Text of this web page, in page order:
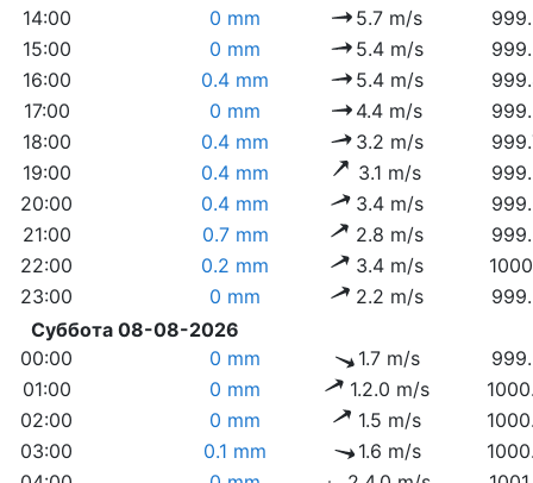
14:00
0 mm 5.7 m/s
15:00
0 mm 5.4 m/s
16:00
0.4 mm 5.4 m/s
17:00
0 mm 4.4 m/s
18:00
0.4 mm 3.2 m/s
19:00
0.4 mm 3.1 m/s
20:00
0.4 mm 3.4 m/s
21:00
0.7 mm 2.8 m/s
22:00
0.2 mm 3.4 m/s
23:00
0 mm 2.2 m/s
Суббота 08-08-2026
00:00
0 mm 1.7 m/s
01:00
0 mm 1.2.0 m/s
02:00
0 mm 1.5 m/s
03:00
0.1 mm 1.6 m/s